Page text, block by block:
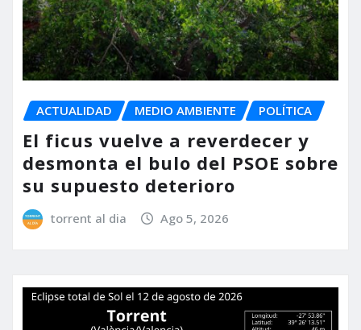
ACTUALIDAD MEDIO AMBIENTE POLÍTICA
El ficus vuelve a reverdecer y
desmonta el bulo del PSOE sobre
su supuesto deterioro
torrent al dia Ago 5, 2026